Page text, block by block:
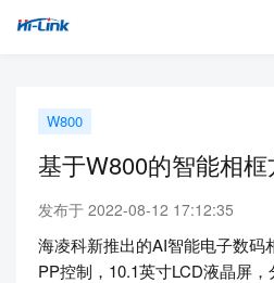
W800
基于W800的智能相框
发布于 2022-08-12 17:12:35
海凌科新推出的AI智能电子数码
PP控制，10.1英寸LCD液晶屏